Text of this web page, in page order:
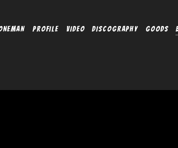
PROFILE VIDEO DISCOGRAPHY GOODS